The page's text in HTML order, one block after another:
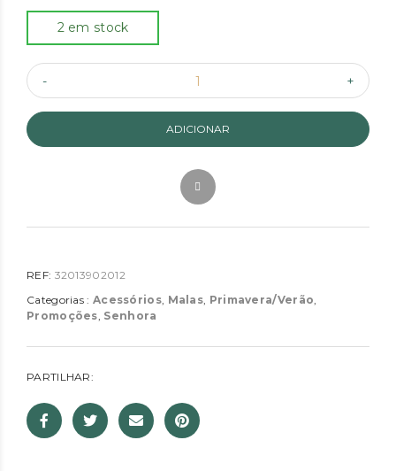
2 em stock
ADICIONAR
REF: 32013902012
Categorias : Acessórios, Malas, Primavera/Verão,
Promoções, Senhora
PARTILHAR: